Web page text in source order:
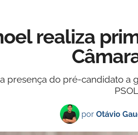
realiza
presença do pré-candidato a
por Otávio